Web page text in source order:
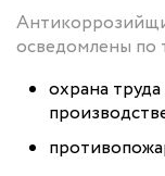
осведомлены по
охрана